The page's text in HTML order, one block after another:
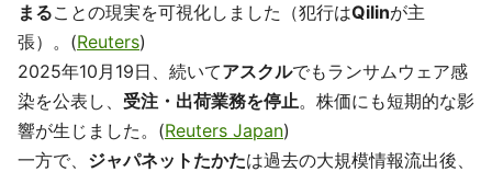
まることの現実を可視化しました（犯行はQilinが主
張）。(Reuters)
2025年10月19日、続いてアスクルでもランサムウェア感
染を公表し、 受注・出荷業務を停止。株価にも短期的な影
響が生じました。(Reuters Japan)
一方で、 ジャパネットたかたは過去の大規模情報流出後、